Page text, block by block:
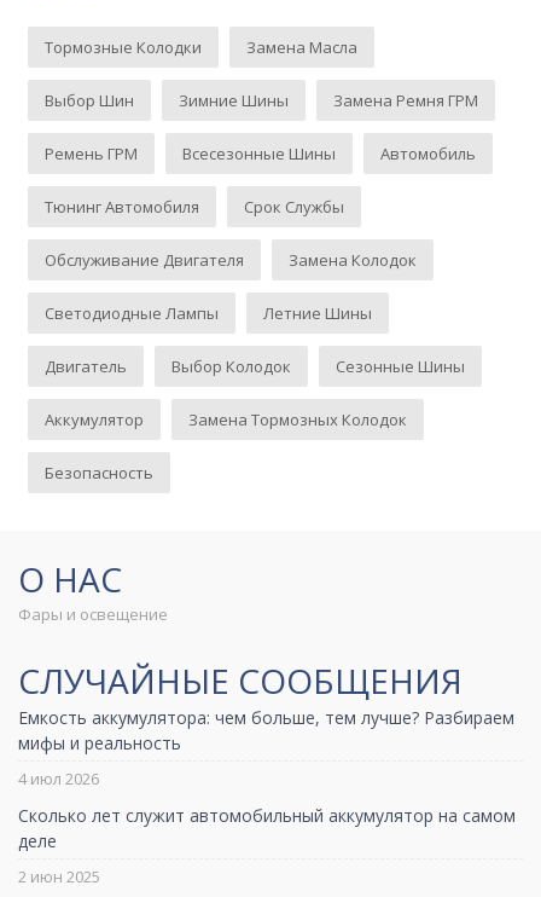
Тормозные Колодки Замена Масла
Выбор Шин Зимние Шины Замена Ремня ГРМ
Ремень ГРМ Всесезонные Шины Автомобиль
Тюнинг Автомобиля Срок Службы
Обслуживание Двигателя Замена Колодок
Светодиодные Лампы Летние Шины
Двигатель Выбор Колодок Сезонные Шины
Аккумулятор Замена Тормозных Колодок
Безопасность
О НАС
Фары и освещение
СЛУЧАЙНЫЕ СООБЩЕНИЯ
Емкость аккумулятора: чем больше, тем лучше? Разбираем
мифы и реальность
4 июл 2026
Сколько лет служит автомобильный аккумулятор на самом
деле
2 июн 2025